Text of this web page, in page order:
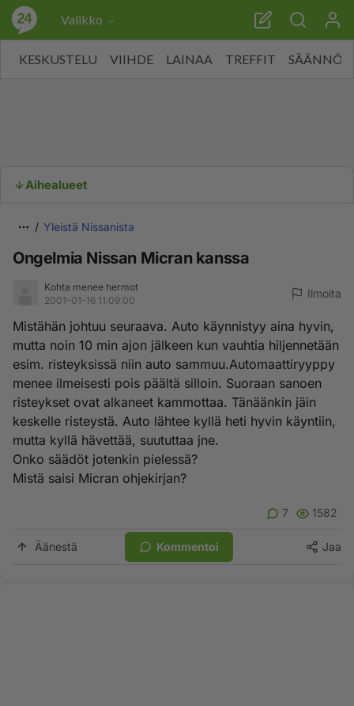
Valikko
KESKUSTELU VIIHDE LAINAA TREFFIT SÄÄNNÖT
Aihealueet
Yleistä Nissanista
Ongelmia Nissan Micran kanssa
Kohta menee hermot
2001-01-16 11:09:00
Ilmoita
Mistähän johtuu seuraava. Auto käynnistyy aina hyvin,
mutta noin 10 min ajon jälkeen kun vauhtia hiljennetään
esim. risteyksissä niin auto sammuu.Automaattiryyppy
menee ilmeisesti pois päältä silloin. Suoraan sanoen
risteykset ovat alkaneet kammottaa. Tänäänkin jäin
keskelle risteystä. Auto lähtee kyllä heti hyvin käyntiin,
mutta kyllä hävettää, suututtaa jne.
Onko säädöt jotenkin pielessä?
Mistä saisi Micran ohjekirjan?
7 1582
Äänestä Kommentoi Jaa